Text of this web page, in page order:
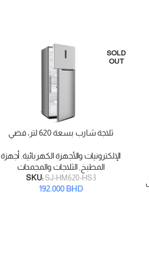
SOLD
OUT
قراءة المزيد
ثلاجة شارب بسعة 620 لتر، فضي
الإلكترونيات والأجهزة الكهربائية أجهزة
المطبخ ,الثلاجات والمجمدات
SKU:SJ-HM620-HS3
192.000BHD